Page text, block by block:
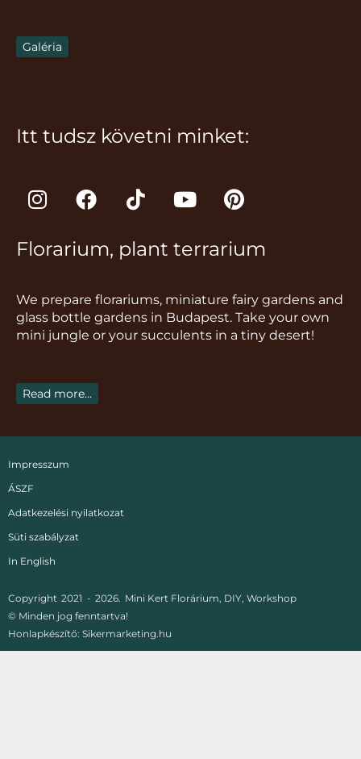
Galéria
Itt tudsz követni minket:
I
n
t
g
r
a
F
a
e
o
o
k
T
i
t
k
Y
o
t
b
e
P
i
t
r
e
s
Florarium, plant terrarium
We prepare florariums, miniature fairy gardens and
glass bottle gardens in Budapest. Take your own
mini jungle or your succulents in a tiny desert!
Read more...
Copyright 2021 - 2026. Mini Kert Florárium, DIY, Workshop
© Minden jog fenntartva!
Honlapkészítő: Sikermarketing.hu
Impresszum
ÁSZF
Adatkezelési nyilatkozat
Süti szabályzat
In English